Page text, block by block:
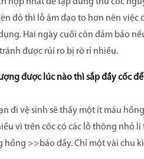
đỏ thì lỗ âm đạo to hơn nên việc
Hai ngày cuối còn đảm bảo
được rủi ro bị rò rỉ nhiều.
được lúc nào thì sắp đầy cốc
đi vệ sinh sẽ thấy một ít máu
vì trên cốc có các lỗ thông nhỏ
hồng >>báo đầy. Chỉ một vài chu